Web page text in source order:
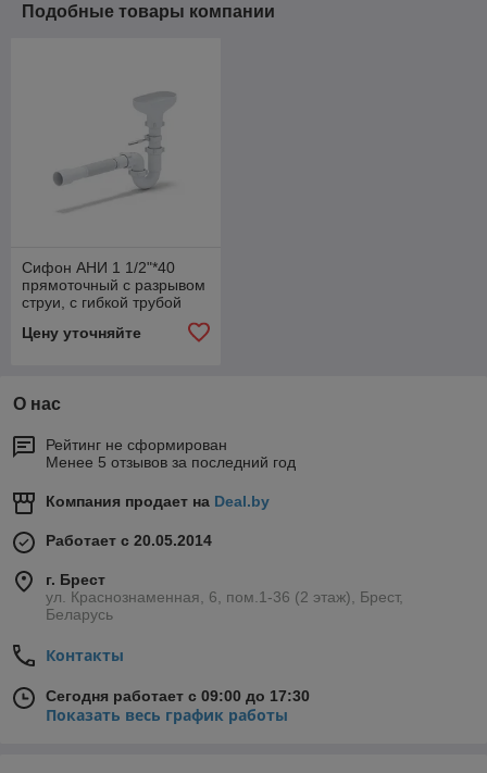
Подобные товары компании
Сифон АНИ 1 1/2"*40
прямоточный с разрывом
струи, с гибкой трубой
Цену уточняйте
О нас
Рейтинг не сформирован
Менее 5 отзывов за последний год
Компания продает на Deal.by
Работает с 20.05.2014
г. Брест
ул. Краснознаменная, 6, пом.1-36 (2 этаж), Брест,
Беларусь
Контакты
Сегодня работает с 09:00 до 17:30
Показать весь график работы